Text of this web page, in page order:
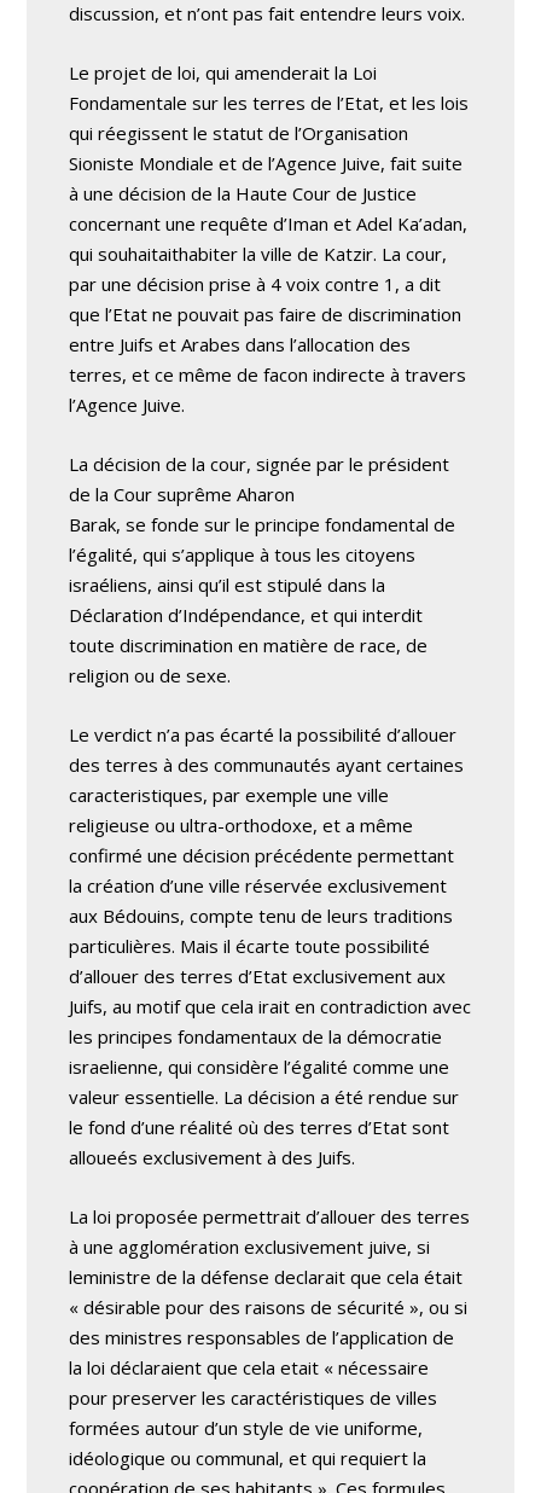
discussion, et n’ont pas fait entendre leurs voix.
Le projet de loi, qui amenderait la Loi
Fondamentale sur les terres de l’Etat, et les lois
qui réegissent le statut de l’Organisation
Sioniste Mondiale et de l’Agence Juive, fait suite
à une décision de la Haute Cour de Justice
concernant une requête d’Iman et Adel Ka’adan,
qui souhaitaithabiter la ville de Katzir. La cour,
par une décision prise à 4 voix contre 1, a dit
que l’Etat ne pouvait pas faire de discrimination
entre Juifs et Arabes dans l’allocation des
terres, et ce même de facon indirecte à travers
l’Agence Juive.
La décision de la cour, signée par le président
de la Cour suprême Aharon
Barak, se fonde sur le principe fondamental de
l’égalité, qui s’applique à tous les citoyens
israéliens, ainsi qu’il est stipulé dans la
Déclaration d’Indépendance, et qui interdit
toute discrimination en matière de race, de
religion ou de sexe.
Le verdict n’a pas écarté la possibilité d’allouer
des terres à des communautés ayant certaines
caracteristiques, par exemple une ville
religieuse ou ultra-orthodoxe, et a même
confirmé une décision précédente permettant
la création d’une ville réservée exclusivement
aux Bédouins, compte tenu de leurs traditions
particulières. Mais il écarte toute possibilité
d’allouer des terres d’Etat exclusivement aux
Juifs, au motif que cela irait en contradiction avec
les principes fondamentaux de la démocratie
israelienne, qui considère l’égalité comme une
valeur essentielle. La décision a été rendue sur
le fond d’une réalité où des terres d’Etat sont
alloueés exclusivement à des Juifs.
La loi proposée permettrait d’allouer des terres
à une agglomération exclusivement juive, si
leministre de la défense declarait que cela était
« désirable pour des raisons de sécurité », ou si
des ministres responsables de l’application de
la loi déclaraient que cela etait « nécessaire
pour preserver les caractéristiques de villes
formées autour d’un style de vie uniforme,
idéologique ou communal, et qui requiert la
coopération de ses habitants ». Ces formules